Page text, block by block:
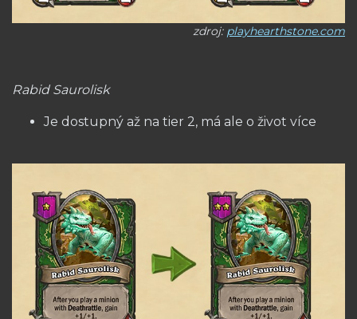
zdroj: playhearthstone.com
Rabid Saurolisk
Je dostupný až na tier 2, má ale o život více